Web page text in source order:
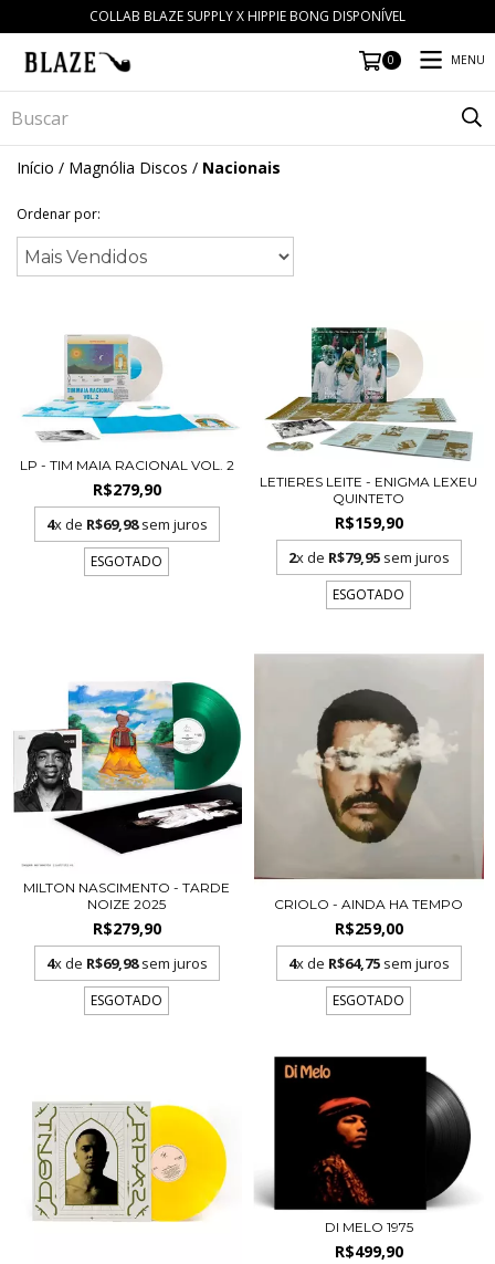
COLLAB BLAZE SUPPLY X HIPPIE BONG DISPONÍVEL
0 MENU
Início / Magnólia Discos / Nacionais
Ordenar por:
LP - TIM MAIA RACIONAL VOL. 2
R$279,90
4x de R$69,98sem juros
ESGOTADO
LETIERES LEITE - ENIGMA LEXEU
QUINTETO
R$159,90
2x de R$79,95sem juros
ESGOTADO
MILTON NASCIMENTO - TARDE
NOIZE 2025
R$279,90
4x de R$69,98sem juros
ESGOTADO
CRIOLO - AINDA HA TEMPO
R$259,00
4x de R$64,75sem juros
ESGOTADO
DI MELO 1975
R$499,90